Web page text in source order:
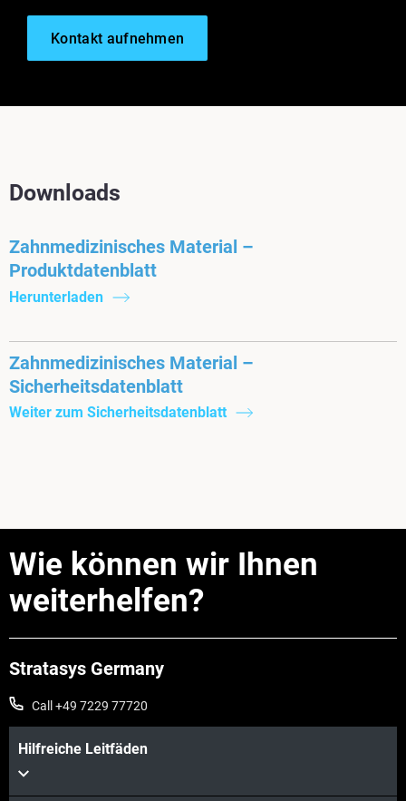
Kontakt aufnehmen
Downloads
Zahnmedizinisches Material –
Produktdatenblatt
Herunterladen
Zahnmedizinisches Material –
Sicherheitsdatenblatt
Weiter zum Sicherheitsdatenblatt
Wie können wir Ihnen
weiterhelfen?
Stratasys Germany
Call +49 7229 77720
Hilfreiche Leitfäden